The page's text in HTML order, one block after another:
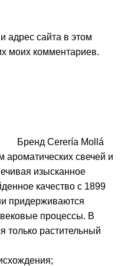
адрес сайта в этом
моих комментариев.
Бренд Cerería Mollá
ароматических свечей и
изысканное
качество с 1899
придерживаются
процессы. В
только растительный